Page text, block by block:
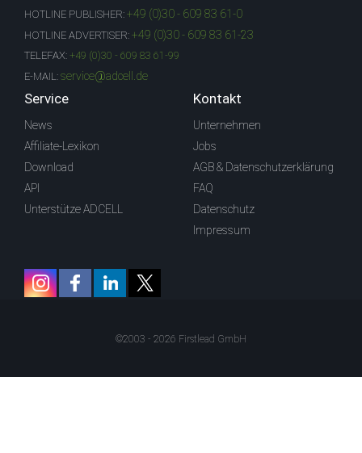
HOTLINE PUBLISHER: +49 (0)30 - 609 83 61-0
HOTLINE ADVERTISER: +49 (0)30 - 609 83 61-23
TELEFAX: +49 (0)30 - 609 83 61-99
E-MAIL: service@adcell.de
Service
News
Affiliate-Lexikon
Download
API
Unterstütze ADCELL
Kontakt
Unternehmen
Jobs
AGB & Datenschutzerklärung
FAQ
Datenschutz
Impressum
©2003 - 2026 Firstlead GmbH